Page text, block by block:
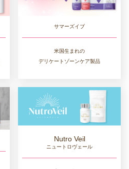
サマーズイブ
米国生まれの
デリケートゾーンケア製品
Nutro Veil
ニュートロヴェール